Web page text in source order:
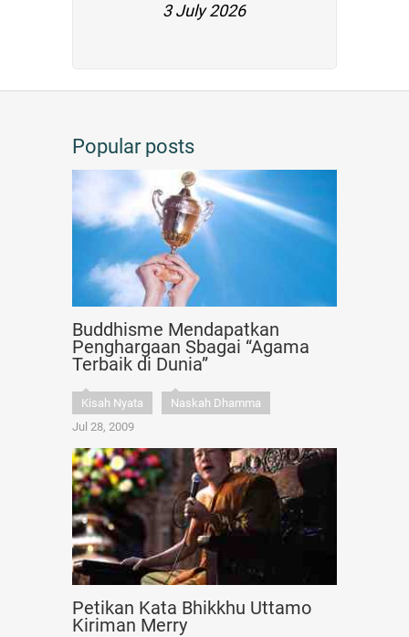
3 July 2026
Popular posts
Buddhisme Mendapatkan
Penghargaan Sbagai “Agama
Terbaik di Dunia”
Kisah Nyata
Naskah Dhamma
Jul 28, 2009
Petikan Kata Bhikkhu Uttamo
Kiriman Merry